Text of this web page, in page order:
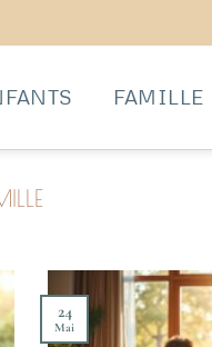
FAMILLE
24
Mai